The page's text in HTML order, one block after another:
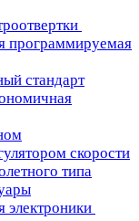
программируемая
стандарт
скорости
типа
электроники